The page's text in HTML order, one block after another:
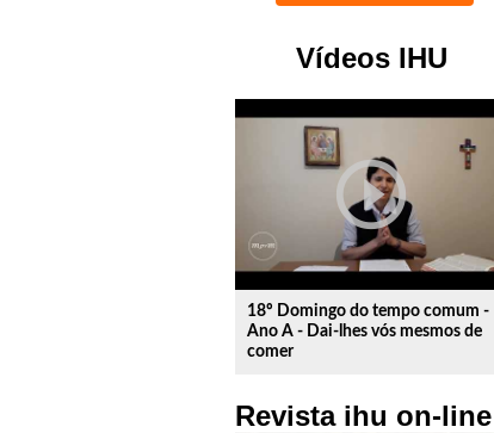
Vídeos IHU
play_circle_outline
18º Domingo do tempo comum -
Ano A - Dai-lhes vós mesmos de
comer
Revista ihu on-line